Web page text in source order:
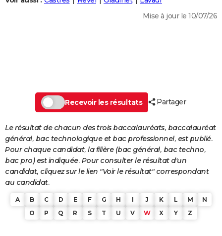
DICTIONNAIRE
Dictionnaire
Biographies
Expressions
Proverbes
PROGRAMME TV
COPAINS D'AVANT
S'inscrire
Se connecter
Lycées
Collèges
Primaires
Universités
Entreprises
Service militaire
Avis de recherche
AVIS DE DÉCÈS
FORUM
Mise à jour le 10/07/26
Recevoir les résultats Partager
Le résultat de chacun des trois baccalauréats, baccalauréat
général, bac technologique et bac professionnel, est publié.
Pour chaque candidat, la filière (bac général, bac techno,
bac pro) est indiquée. Pour consulter le résultat d'un
candidat, cliquez sur le lien "Voir le résultat" correspondant
au candidat.
A B C D E F G H I J K L M
N
O
P Q R S T U V W X Y Z